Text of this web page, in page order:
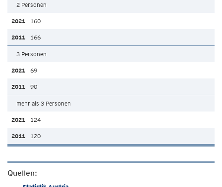
2 Personen
160
166
3 Personen
69
90
mehr als 3 Personen
124
120
Quellen: